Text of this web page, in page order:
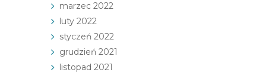
marzec 2022
luty 2022
styczeń 2022
grudzień 2021
listopad 2021